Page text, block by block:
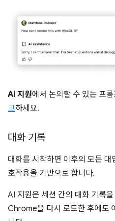
AI 지원에서 논의할 수 있는 프
고하세요.
대화 기록
대화를 시작하면 이후의 모든
호작용을 기반으로 합니다.
AI 지원은 세션 간의 대화 기록
Chrome을 다시 로드한 후에도